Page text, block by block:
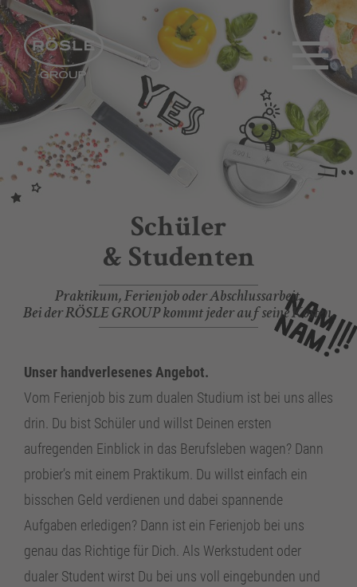
Schüler
& Studenten
Praktikum, Ferienjob oder Abschlussarbeit.
Bei der RÖSLE GROUP kommt jeder auf seine Kosten.
Unser handverlesenes Angebot.
Vom Ferienjob bis zum dualen Studium ist bei uns alles
drin. Du bist Schüler und willst Deinen ersten
aufregenden Einblick in das Berufsleben wagen? Dann
probier’s mit einem Praktikum. Du willst einfach ein
bisschen Geld verdienen und dabei spannende
Aufgaben erledigen? Dann ist ein Ferienjob bei uns
genau das Richtige für Dich. Als Werkstudent oder
dualer Student wirst Du bei uns voll eingebunden und